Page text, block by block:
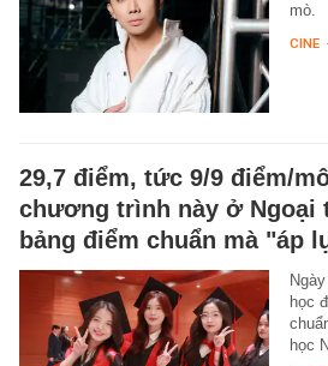
mò.
CINE
29,7 điểm, tức 9/9 điểm/
chương trình này ở Ngoại
bảng điểm chuẩn mà "áp
học
học